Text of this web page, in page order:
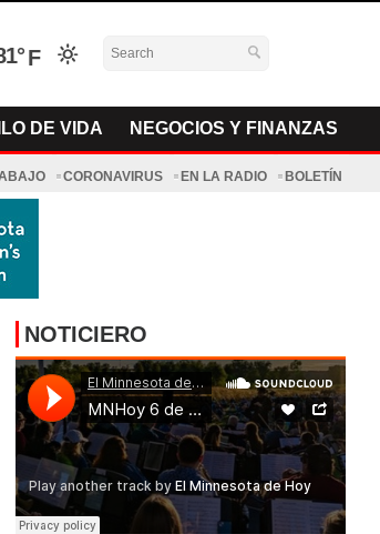
DE VIDA NEGOCIOS Y FINANZAS
CORONAVIRUS EN LA RADIO BOLETÍN
NOTICIERO